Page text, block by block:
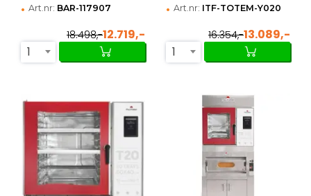
• Art.nr: BAR-117907
18.498,-12.719,-
1
• Art.nr: ITF-TOTEM-Y020
16.354,-13.089,-
1